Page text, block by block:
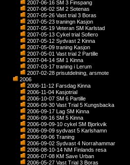
2007-06-16 SM 3 Finspang
2007-06-02 SM 2 Sotenas
2007-05-26 Vast trial 3 Boras
2007-05-23 traningn Kasjon
2007-05-19 Veteran SM Karlstad
2007-05-13 Cykel trial Sofiero
2007-05-12 Sydvast 2 Kinna
2007-05-09 traning Kasjon
2007-05-01 Vast trial 2 Partille
2007-04-14 SM 1 Kinna
2007-03-17 traning i Lerum
2007-02-28 prisutdelning, arsmote
2006
2006-11-12 Farsdag Kinna
2006-11-04 Kasjotrial
2006-10-07 SM 6 Partille
2006-09-30 Vast Trial 5 Kungsbacka
2006-09-17 Lag SM Kinna
2006-09-16 SM 5 Kinna
2006-09-09-10 cykel SM Bjorkvik
2006-09-09 sydvast 5 Karlshamn
2006-09-06 Traning
2006-09-02 Sydvast 4 Norrahammar
2006-08-10-14 NM Finlands resa
2006-07-08 KM Save Urban
2006-05-27 Vast Trial 3 Boras